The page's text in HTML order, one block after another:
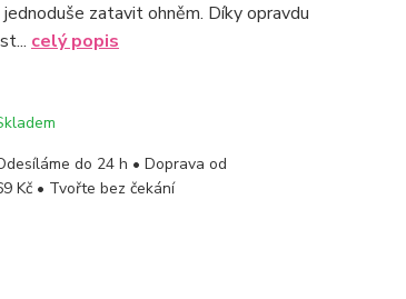
zatavit ohněm. Díky opravdu
celý popis
do 24 h • Doprava od
Kč • Tvořte bez čekání